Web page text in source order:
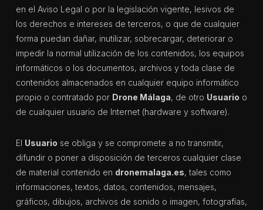
en el Aviso Legal o por la legislación vigente, lesivos de
los derechos e intereses de terceros, o que de cualquier
forma puedan dañar, inutilizar, sobrecargar, deteriorar o
impedir la normal utilización de los contenidos, los equipos
informáticos o los documentos, archivos y toda clase de
contenidos almacenados en cualquier equipo informático
propio o contratado por Drone Málaga, de otro Usuario o
de cualquier usuario de Internet (hardware y software).
El Usuario se obliga y se compromete a no transmitir,
difundir o poner a disposición de terceros cualquier clase
de material contenido en dronemalaga.es, tales como
informaciones, textos, datos, contenidos, mensajes,
gráficos, dibujos, archivos de sonido o imagen, fotografías,